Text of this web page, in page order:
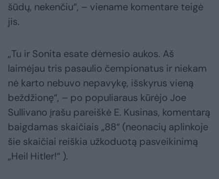
šūdų, nekenčiu“, – viename komentare teigė
jis.
„Tu ir Sonita esate dėmesio aukos. Aš
laimėjau tris pasaulio čempionatus ir niekam
nė karto nebuvo nepavykę, išskyrus vieną
beždžionę“, – po populiaraus kūrėjo Joe
Sullivano įrašu pareiškė E. Kusinas, komentarą
baigdamas skaičiais „88“ (neonacių aplinkoje
šie skaičiai reiškia užkoduotą pasveikinimą
„Heil Hitler!“ ).